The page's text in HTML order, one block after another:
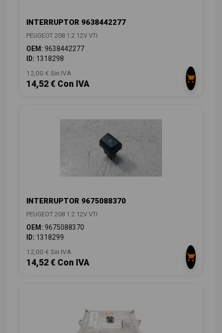
INTERRUPTOR 9638442277
PEUGEOT 208 1.2 12V VTI
OEM: 9638442277
ID: 1318298
12,00 € Sin IVA
14,52 € Con IVA
INTERRUPTOR 9675088370
PEUGEOT 208 1.2 12V VTI
OEM: 9675088370
ID: 1318299
12,00 € Sin IVA
14,52 € Con IVA